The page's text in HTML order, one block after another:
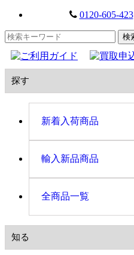
0120-605-423
探す
新着入荷商品
輸入新品商品
全商品一覧
知る